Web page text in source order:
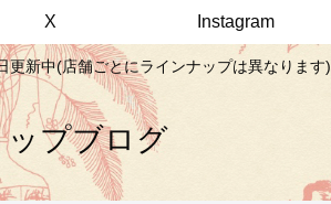
新中(店舗ごとにラインナップは異なります)
プブログ
X Instagram